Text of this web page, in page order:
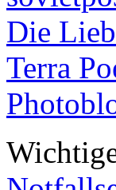
Die
Terra